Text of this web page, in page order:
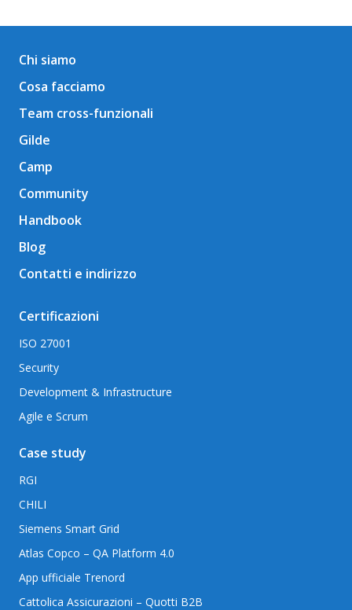
Chi siamo
Cosa facciamo
Team cross-funzionali
Gilde
Camp
Community
Handbook
Blog
Contatti e indirizzo
Certificazioni
ISO 27001
Security
Development & Infrastructure
Agile e Scrum
Case study
RGI
CHILI
Siemens Smart Grid
Atlas Copco – QA Platform 4.0
App ufficiale Trenord
Cattolica Assicurazioni – Quotti B2B